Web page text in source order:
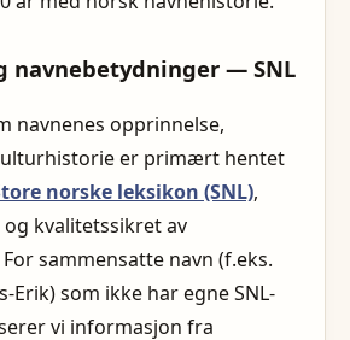
navnebetydninger — SNL
navnenes opprinnelse,
er primært hentet
norske leksikon (SNL),
kvalitetssikret av
sammensatte navn (f.eks.
Erik) som ikke har egne SNL-
vi informasjon fra